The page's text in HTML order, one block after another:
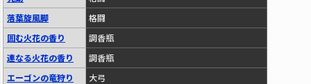
落葉旋風脚
格闘
囲む火花の香り
調香瓶
連なる火花の香り
調香瓶
エーゴンの竜狩り
大弓